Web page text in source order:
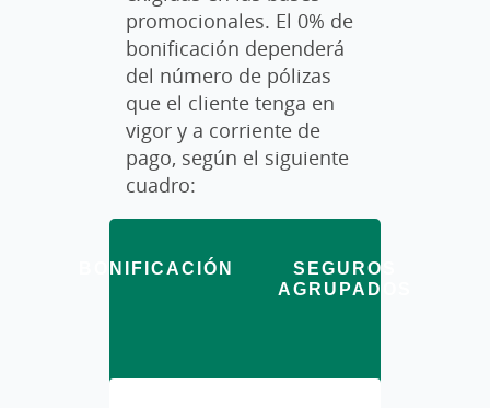
promocionales. El 0% de
bonificación dependerá
del número de pólizas
que el cliente tenga en
vigor y a corriente de
pago, según el siguiente
cuadro:
BONIFICACIÓN
SEGUROS
AGRUPADOS